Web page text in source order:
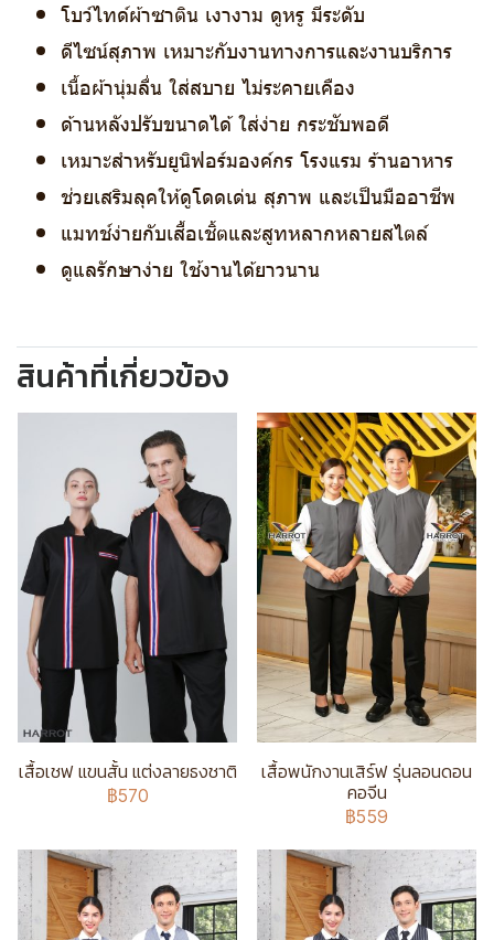
โบว์ไทด์ผ้าซาติน เงางาม ดูหรู มีระดับ
ดีไซน์สุภาพ เหมาะกับงานทางการและงานบริการ
เนื้อผ้านุ่มลื่น ใส่สบาย ไม่ระคายเคือง
ด้านหลังปรับขนาดได้ ใส่ง่าย กระชับพอดี
เหมาะสำหรับยูนิฟอร์มองค์กร โรงแรม ร้านอาหาร
ช่วยเสริมลุคให้ดูโดดเด่น สุภาพ และเป็นมืออาชีพ
แมทช์ง่ายกับเสื้อเชิ้ตและสูทหลากหลายสไตล์
ดูแลรักษาง่าย ใช้งานได้ยาวนาน
สินค้าที่เกี่ยวข้อง
เสื้อเชฟ แขนสั้น แต่งลายธงชาติ
฿570
เสื้อพนักงานเสิร์ฟ รุ่นลอนดอน
คอจีน
฿559